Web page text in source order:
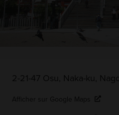
2-21-47 Osu, Naka-ku,
Afficher sur Google Maps